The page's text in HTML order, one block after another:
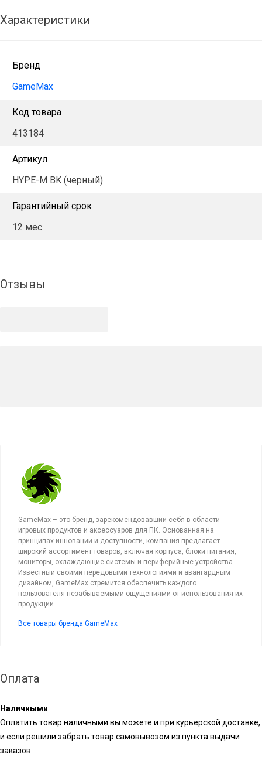
Характеристики
Бренд
GameMax
Код товара
413184
Артикул
HYPE-M BK (черный)
Гарантийный срок
12 мес.
Отзывы
GameMax – это бренд, зарекомендовавший себя в области
игровых продуктов и аксессуаров для ПК. Основанная на
принципах инноваций и доступности, компания предлагает
широкий ассортимент товаров, включая корпуса, блоки питания,
мониторы, охлаждающие системы и периферийные устройства.
Известный своими передовыми технологиями и авангардным
дизайном, GameMax стремится обеспечить каждого
пользователя незабываемыми ощущениями от использования их
продукции.
Все товары бренда GameMax
Оплата
Наличными
Оплатить товар наличными вы можете и при курьерской доставке,
и если решили забрать товар самовывозом из пункта выдачи
заказов.